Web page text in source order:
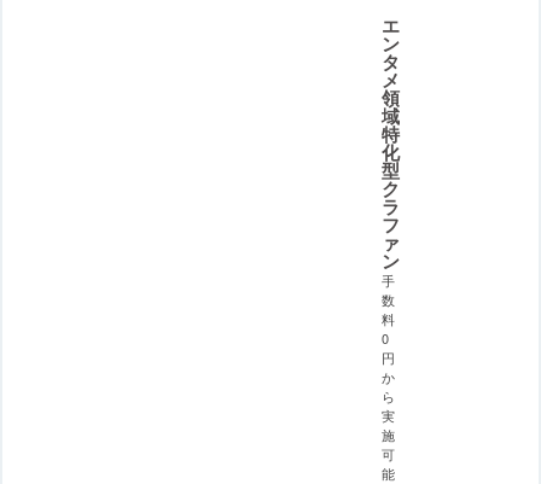
エ
ン
タ
メ
領
域
特
化
型
ク
ラ
フ
ァ
ン
手
数
料
0
円
か
ら
実
施
可
能